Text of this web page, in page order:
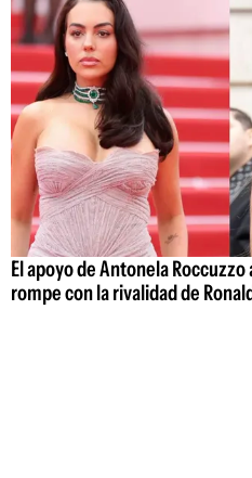
El apoyo de Antonela
rompe con la rivalidad de